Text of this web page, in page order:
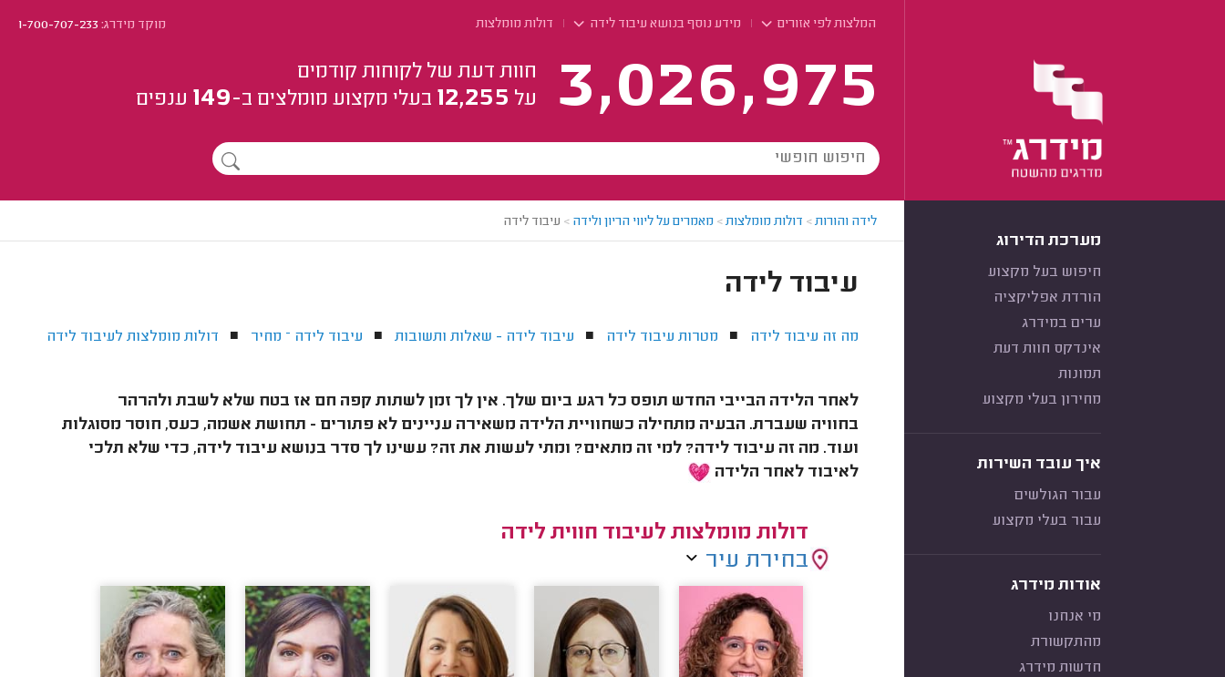
המלצות לפי אזורים מידע נוסף בנושא עיבוד לידה דולות מומלצות מוקד מידרג:1-700-707-233
3,026,975
חוות דעת של לקוחות קודמים
על 12,255 בעלי מקצוע מומלצים ב-149 ענפים
מערכת הדירוג
חיפוש בעל מקצוע
הורדת אפליקציה
ערים במידרג
אינדקס חוות דעת
תמונות
מחירון בעלי מקצוע
איך עובד השירות
עבור הגולשים
עבור בעלי מקצוע
אודות מידרג
מי אנחנו
מהתקשורת
חדשות מידרג
לידה והורות> דולות מומלצות> מאמרים על ליווי הריון ולידה > עיבוד לידה
עיבוד לידה
מה זה עיבוד לידה ■ מטרות עיבוד לידה ■ עיבוד לידה - שאלות ותשובות ■ עיבוד לידה – מחיר ■ דולות מומלצות לעיבוד לידה
לאחר הלידה הבייבי החדש תופס כל רגע ביום שלך. אין לך זמן לשתות קפה חם אז בטח שלא לשבת ולהרהר
בחוויה שעברת. הבעיה מתחילה כשחוויית הלידה משאירה עניינים לא פתורים - תחושת אשמה, כעס, חוסר מסוגלות
ועוד. מה זה עיבוד לידה? למי זה מתאים? ומתי לעשות את זה? עשינו לך סדר בנושא עיבוד לידה, כדי שלא תלכי
לאיבוד לאחר הלידה
דולות מומלצות לעיבוד חווית לידה
בחירת עיר